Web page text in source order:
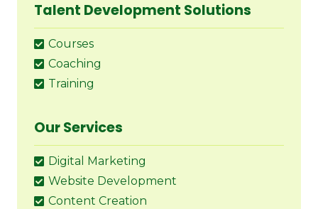
Talent Development Solutions
Courses
Coaching
Training
Our Services
Digital Marketing
Website Development
Content Creation